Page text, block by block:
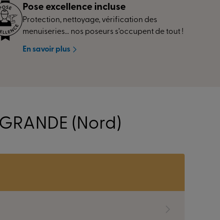
Pose excellence incluse
Protection, nettoyage, vérification des
menuiseries… nos poseurs s’occupent de tout !
En savoir plus
(Nord)